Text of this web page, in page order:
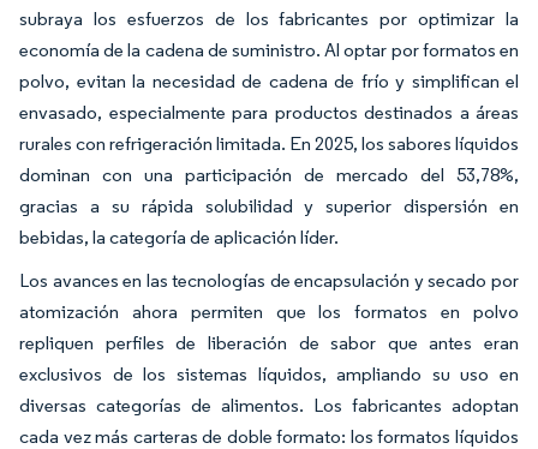
subraya los esfuerzos de los fabricantes por optimizar la
economía de la cadena de suministro. Al optar por formatos en
polvo, evitan la necesidad de cadena de frío y simplifican el
envasado, especialmente para productos destinados a áreas
rurales con refrigeración limitada. En 2025, los sabores líquidos
dominan con una participación de mercado del 53,78%,
gracias a su rápida solubilidad y superior dispersión en
bebidas, la categoría de aplicación líder.
Los avances en las tecnologías de encapsulación y secado por
atomización ahora permiten que los formatos en polvo
repliquen perfiles de liberación de sabor que antes eran
exclusivos de los sistemas líquidos, ampliando su uso en
diversas categorías de alimentos. Los fabricantes adoptan
cada vez más carteras de doble formato: los formatos líquidos